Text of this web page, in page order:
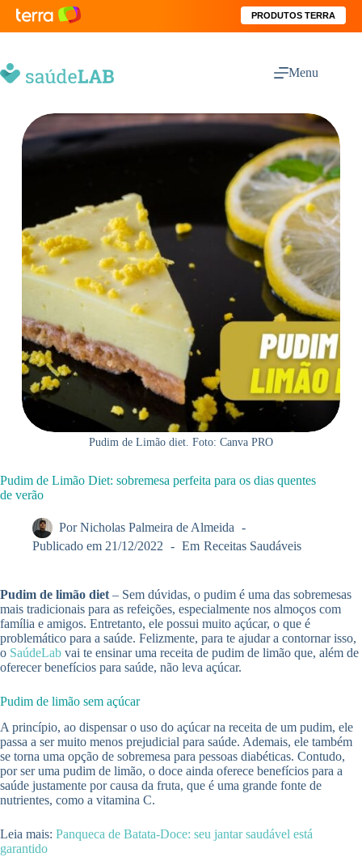
PRODUTOS TERRA
Menu
Pudim de Limão diet. Foto: Canva PRO
Pudim de Limão Diet: sobremesa perfeita para os dias quentes
de verão
Por Nicholas Palmeira de Almeida
Publicado em 21/12/2022 Em Receitas Saudáveis
Pudim de limão diet – Sem dúvidas, o pudim é uma das sobremesas
mais tradicionais para as refeições, especialmente nos almoços com
família e amigos. Entretanto, ele possui muito açúcar, o que é
problemático para a saúde. Felizmente, para te ajudar a contornar isso,
o SaúdeLab vai te ensinar uma receita de pudim de limão que, além de
oferecer benefícios para saúde, não leva açúcar.
Pudim de limão sem açúcar
A princípio, ao dispensar o uso do açúcar na receita de um pudim, ele
passa a ser muito menos prejudicial para saúde. Ademais, ele também
se torna uma opção de sobremesa para pessoas diabéticas. Contudo,
por ser uma pudim de limão, o doce ainda oferece benefícios para a
saúde justamente por causa da fruta, que é uma grande fonte de
nutrientes, como a vitamina C.
Leia mais: Panqueca de Batata-Doce: seu jantar saudável está
garantido